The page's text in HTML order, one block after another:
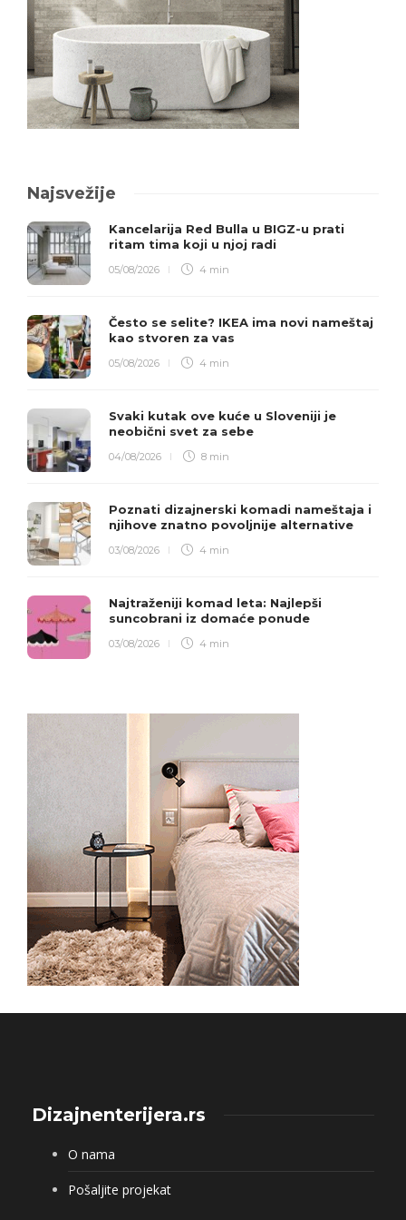
Najsvežije
Kancelarija Red Bulla u BIGZ-u prati
ritam tima koji u njoj radi
05/08/2026 4 min
Često se selite? IKEA ima novi nameštaj
kao stvoren za vas
05/08/2026 4 min
Svaki kutak ove kuće u Sloveniji je
neobični svet za sebe
04/08/2026 8 min
Poznati dizajnerski komadi nameštaja i
njihove znatno povoljnije alternative
03/08/2026 4 min
Najtraženiji komad leta: Najlepši
suncobrani iz domaće ponude
03/08/2026 4 min
Dizajnenterijera.rs
O nama
Pošaljite projekat